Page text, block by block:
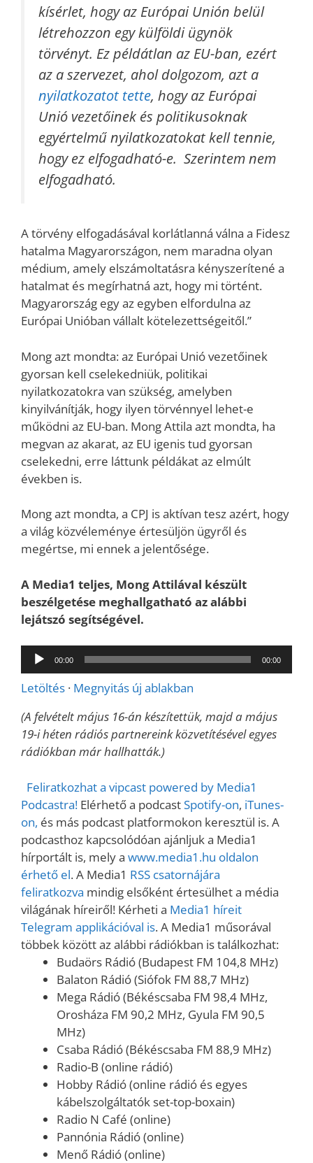
kísérlet, hogy az Európai Unión belül
létrehozzon egy külföldi ügynök
törvényt. Ez példátlan az EU-ban, ezért
az a szervezet, ahol dolgozom, azt a
nyilatkozatot tette, hogy az Európai
Unió vezetőinek és politikusoknak
egyértelmű nyilatkozatokat kell tennie,
hogy ez elfogadható-e. Szerintem nem
elfogadható.
A törvény elfogadásával korlátlanná válna a Fidesz
hatalma Magyarországon, nem maradna olyan
médium, amely elszámoltatásra kényszerítené a
hatalmat és megírhatná azt, hogy mi történt.
Magyarország egy az egyben elfordulna az
Európai Unióban vállalt kötelezettségeitől.”
Mong azt mondta: az Európai Unió vezetőinek
gyorsan kell cselekedniük, politikai
nyilatkozatokra van szükség, amelyben
kinyilvánítják, hogy ilyen törvénnyel lehet-e
működni az EU-ban. Mong Attila azt mondta, ha
megvan az akarat, az EU igenis tud gyorsan
cselekedni, erre láttunk példákat az elmúlt
években is.
Mong azt mondta, a CPJ is aktívan tesz azért, hogy
a világ közvéleménye értesüljön ügyről és
megértse, mi ennek a jelentősége.
A Media1 teljes, Mong Attilával készült
beszélgetése meghallgatható az alábbi
lejátszó segítségével.
Audió
lejátszó
00:00 00:00
Letöltés · Megnyitás új ablakban
(A felvételt május 16-án készítettük, majd a május
19-i héten rádiós partnereink közvetítésével egyes
rádiókban már hallhatták.)
Feliratkozhat a vipcast powered by Media1
Podcastra! Elérhető a podcastSpotify-on, iTunes-
on, és más podcast platformokon keresztül is. A
podcasthoz kapcsolódóan ajánljuk a Media1
hírportált is, mely a www.media1.hu oldalon
érhető el. A Media1 RSS csatornájára
feliratkozva mindig elsőként értesülhet a média
világának híreiről! Kérheti a Media1 híreit
Telegram applikációval is. A Media1 műsorával
többek között az alábbi rádiókban is találkozhat:
Budaörs Rádió (Budapest FM 104,8 MHz)
Balaton Rádió (Siófok FM 88,7 MHz)
Mega Rádió (Békéscsaba FM 98,4 MHz,
Orosháza FM 90,2 MHz, Gyula FM 90,5
MHz)
Csaba Rádió (Békéscsaba FM 88,9 MHz)
Radio-B (online rádió)
Hobby Rádió (online rádió és egyes
kábelszolgáltatók set-top-boxain)
Radio N Café (online)
Pannónia Rádió (online)
Menő Rádió (online)